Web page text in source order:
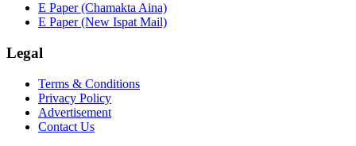
E Paper (Chamakta Aina)
E Paper (New Ispat Mail)
Legal
Terms & Conditions
Privacy Policy
Advertisement
Contact Us